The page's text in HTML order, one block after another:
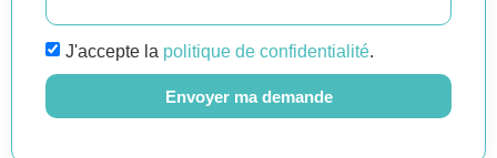
J'accepte la politique de confidentialité.
Envoyer ma demande